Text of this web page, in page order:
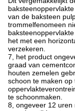
van de baksteen
trommelfenomeen
het met een
verzekeren.
7, het product
graad van
houten zemelen
schoon te maken
te schoonmaken.
8, ongeveer 12